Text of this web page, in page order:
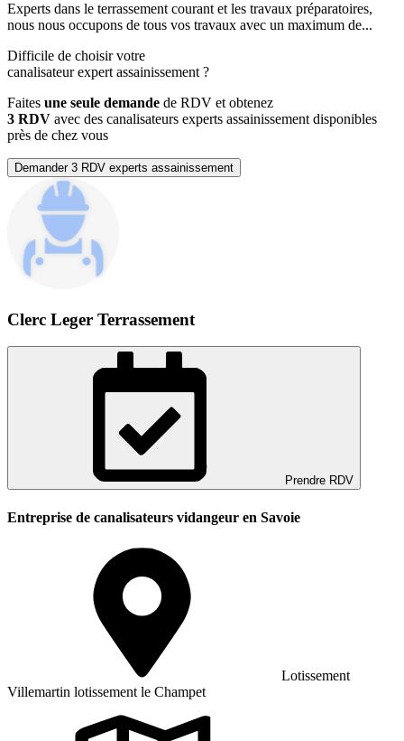
Experts dans le terrassement courant et les travaux préparatoires,
nous nous occupons de tous vos travaux avec un maximum de...
Difficile de choisir votre
canalisateur expert assainissement?
Faites une seule demande de RDV et obtenez
3 RDV avec des canalisateurs experts assainissement disponibles
près de chez vous
Demander 3 RDV experts assainissement
Clerc Leger Terrassement
Prendre RDV
Entreprise de canalisateurs vidangeur en Savoie
Lotissement
Villemartin lotissement le Champet